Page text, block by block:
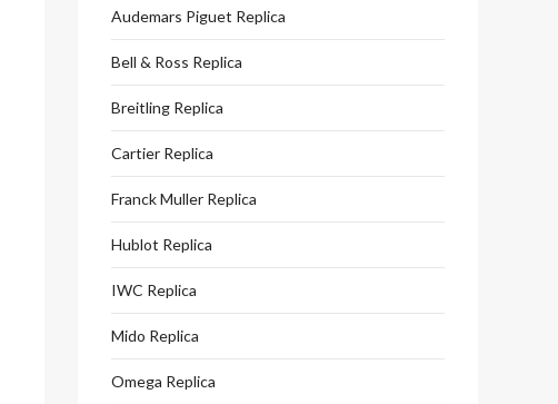
Audemars Piguet Replica
Bell & Ross Replica
Breitling Replica
Cartier Replica
Franck Muller Replica
Hublot Replica
IWC Replica
Mido Replica
Omega Replica